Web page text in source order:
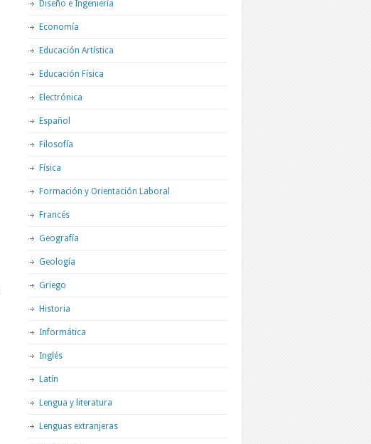
Diseño e Ingeniería
Economía
Educación Artística
Educación Física
Electrónica
Español
Filosofía
Física
Formación y Orientación Laboral
Francés
Geografía
Geología
Griego
Historia
Informática
Inglés
Latín
Lengua y literatura
Lenguas extranjeras